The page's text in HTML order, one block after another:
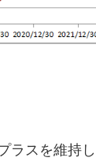
ラスを維持